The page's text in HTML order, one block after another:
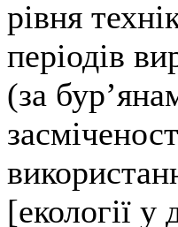
рівня
періодів
(за
[екології